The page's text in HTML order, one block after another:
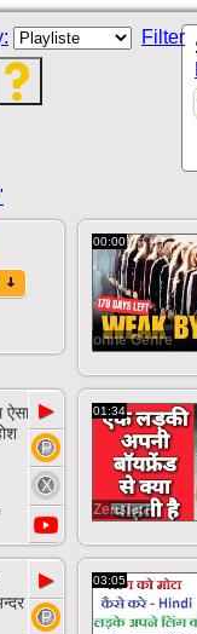
Filter
00:00
ohne Genre
▶ 01:34
Zensiert
▶ 03:05